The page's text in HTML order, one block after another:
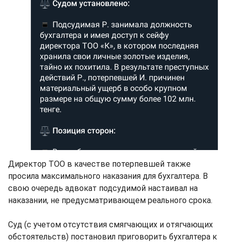
Директор ТОО в качестве потерпевшей также
просила максимального наказания для бухгалтера. В
свою очередь адвокат подсудимой настаивал на
наказании, не предусматривающем реального срока.
Суд (с учетом отсутствия смягчающих и отягчающих
обстоятельств) постановил приговорить бухгалтера к